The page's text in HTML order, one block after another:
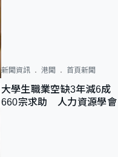
新聞資訊 港聞 首頁新聞
大學生職業空缺3年減6
660宗求助 人力資源學會